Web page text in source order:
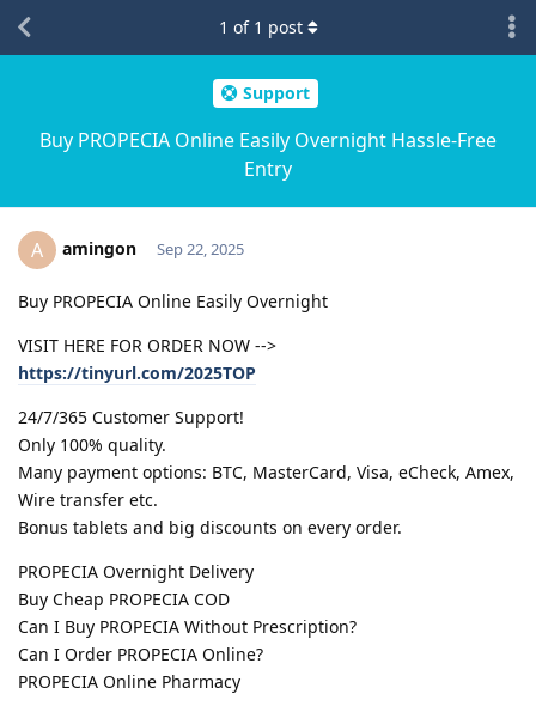
Support
Buy PROPECIA Online Easily Overnight Hassle-Free
Entry
1 of 1 post
A amingon Sep 22, 2025
Buy PROPECIA Online Easily Overnight
VISIT HERE FOR ORDER NOW -->
https://tinyurl.com/2025TOP
24/7/365 Customer Support!
Only 100% quality.
Many payment options: BTC, MasterCard, Visa, eCheck, Amex,
Wire transfer etc.
Bonus tablets and big discounts on every order.
PROPECIA Overnight Delivery
Buy Cheap PROPECIA COD
Can I Buy PROPECIA Without Prescription?
Can I Order PROPECIA Online?
PROPECIA Online Pharmacy